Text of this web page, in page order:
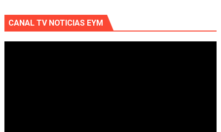
CANAL TV NOTICIAS EYM